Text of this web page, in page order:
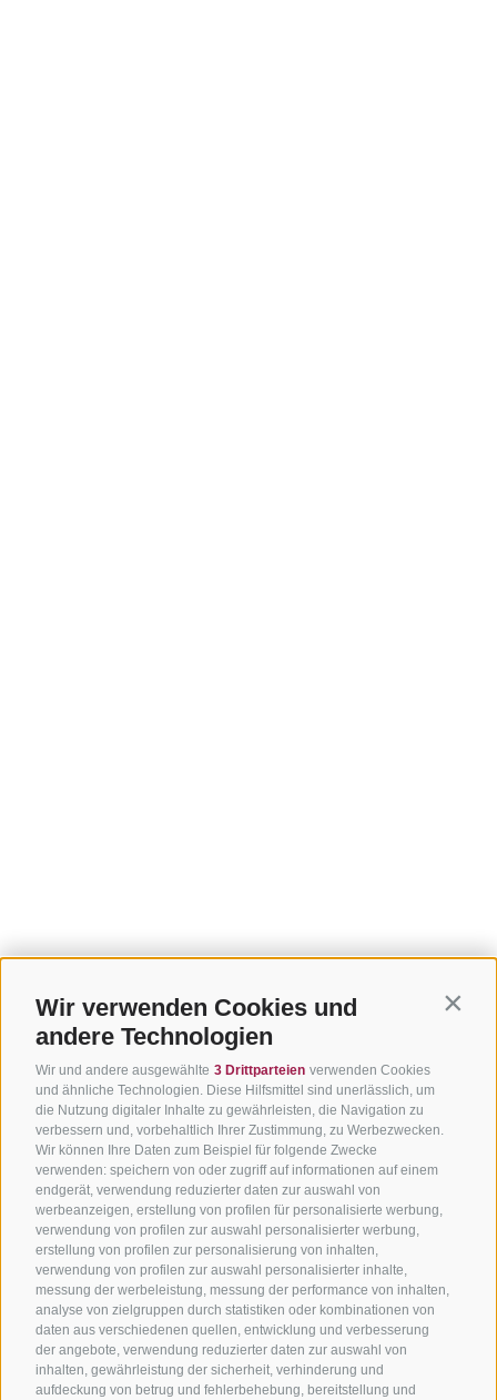
Wir verwenden Cookies und
andere Technologien
Wir und andere ausgewählte 3 Drittparteien verwenden Cookies
und ähnliche Technologien. Diese Hilfsmittel sind unerlässlich, um
die Nutzung digitaler Inhalte zu gewährleisten, die Navigation zu
verbessern und, vorbehaltlich Ihrer Zustimmung, zu Werbezwecken.
Wir können Ihre Daten zum Beispiel für folgende Zwecke
verwenden: speichern von oder zugriff auf informationen auf einem
endgerät, verwendung reduzierter daten zur auswahl von
werbeanzeigen, erstellung von profilen für personalisierte werbung,
verwendung von profilen zur auswahl personalisierter werbung,
erstellung von profilen zur personalisierung von inhalten,
verwendung von profilen zur auswahl personalisierter inhalte,
messung der werbeleistung, messung der performance von inhalten,
analyse von zielgruppen durch statistiken oder kombinationen von
daten aus verschiedenen quellen, entwicklung und verbesserung
der angebote, verwendung reduzierter daten zur auswahl von
inhalten, gewährleistung der sicherheit, verhinderung und
aufdeckung von betrug und fehlerbehebung, bereitstellung und